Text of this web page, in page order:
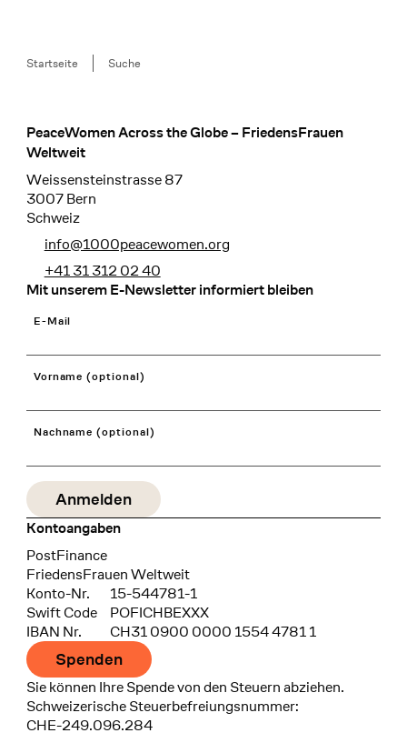
Breadcrumb
Startseite Suche
Footer
PeaceWomen Across the Globe – FriedensFrauen
Weltweit
Weissensteinstrasse 87
3007 Bern
Schweiz
info@1000peacewomen.org
+41 31 312 02 40
Mit unserem E-Newsletter informiert bleiben
E-Mail
Vorname (optional)
Nachname (optional)
Kontoangaben
Bank
PostFinance
Recipient
FriedensFrauen Weltweit
Konto-Nr.
15-544781-1
Swift Code
POFICHBEXXX
IBAN Nr.
CH31 0900 0000 1554 4781 1
Spenden
Sie können Ihre Spende von den Steuern abziehen.
Schweizerische Steuerbefreiungsnummer:
CHE-249.096.284